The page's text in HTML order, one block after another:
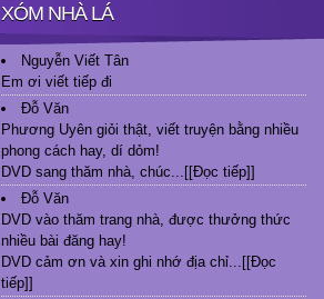
XÓM NHÀ LÁ
Nguyễn Viết Tân
Em ơi viết tiếp đi
Đỗ Văn
Phương Uyên giỏi thật, viết truyện bằng nhiều
phong cách hay, dí dỏm!
DVD sang thăm nhà, chúc... [[Đọc tiếp]]
Đỗ Văn
DVD vào thăm trang nhà, được thưởng thức
nhiều bài đăng hay!
DVD cảm ơn và xin ghi nhớ địa chỉ... [[Đọc
tiếp]]